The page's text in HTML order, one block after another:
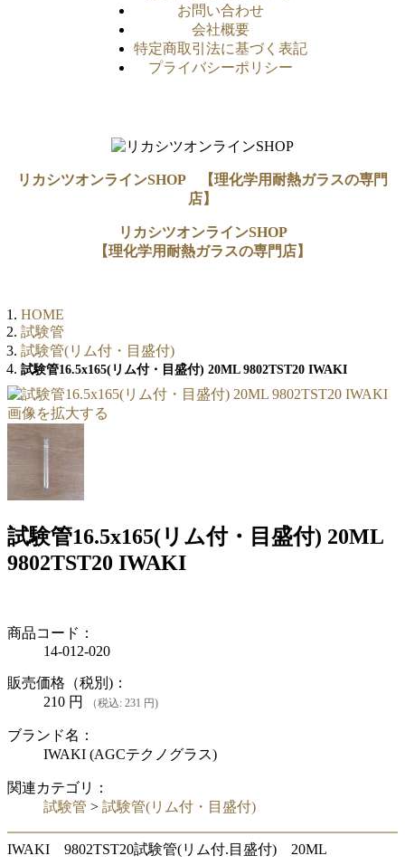
お問い合わせ
会社概要
特定商取引法に基づく表記
プライバシーポリシー
リカシツオンラインSHOP 【理化学用耐熱ガラスの専門
店】
リカシツオンラインSHOP
【理化学用耐熱ガラスの専門店】
HOME
試験管
試験管(リム付・目盛付)
試験管16.5x165(リム付・目盛付) 20ML 9802TST20 IWAKI
画像を拡大する
試験管16.5x165(リム付・目盛付) 20ML
9802TST20 IWAKI
商品コード：
14-012-020
販売価格（税別)：
210 円 （税込: 231 円)
ブランド名：
IWAKI (AGCテクノグラス)
関連カテゴリ：
試験管 > 試験管(リム付・目盛付)
IWAKI 9802TST20試験管(リム付.目盛付) 20ML